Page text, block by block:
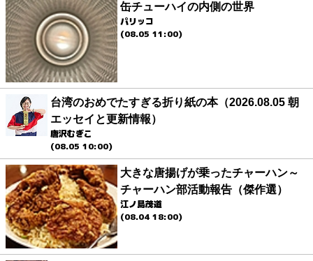
缶チューハイの内側の世界
パリッコ
(08.05 11:00)
台湾のおめでたすぎる折り紙の本（2026.08.05 朝
エッセイと更新情報）
唐沢むぎこ
(08.05 10:00)
大きな唐揚げが乗ったチャーハン～
チャーハン部活動報告（傑作選）
江ノ島茂道
(08.04 18:00)